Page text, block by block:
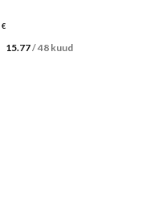
€
15.77/ 48 kuud